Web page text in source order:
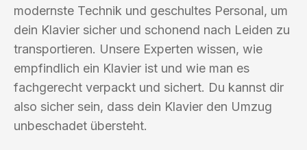
modernste Technik und geschultes Personal, um
dein Klavier sicher und schonend nach Leiden zu
transportieren. Unsere Experten wissen, wie
empfindlich ein Klavier ist und wie man es
fachgerecht verpackt und sichert. Du kannst dir
also sicher sein, dass dein Klavier den Umzug
unbeschadet übersteht.